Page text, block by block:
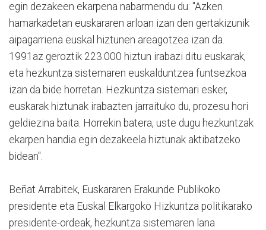
egin dezakeen ekarpena nabarmendu du: "Azken
hamarkadetan euskararen arloan izan den gertakizunik
aipagarriena euskal hiztunen areagotzea izan da.
1991az geroztik 223.000 hiztun irabazi ditu euskarak,
eta hezkuntza sistemaren euskalduntzea funtsezkoa
izan da bide horretan. Hezkuntza sistemari esker,
euskarak hiztunak irabazten jarraituko du, prozesu hori
geldiezina baita. Horrekin batera, uste dugu hezkuntzak
ekarpen handia egin dezakeela hiztunak aktibatzeko
bidean".
Beñat Arrabitek, Euskararen Erakunde Publikoko
presidente eta Euskal Elkargoko Hizkuntza politikarako
presidente-ordeak, hezkuntza sistemaren lana